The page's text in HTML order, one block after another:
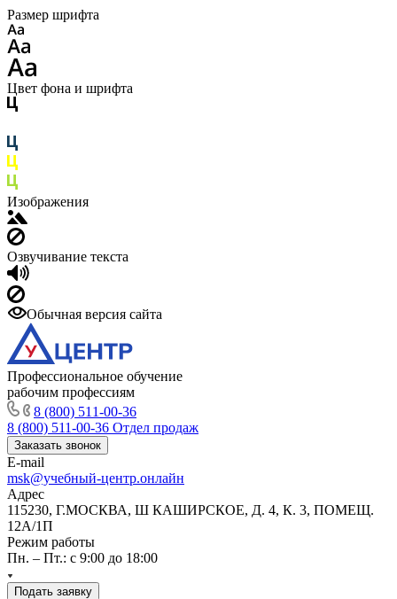
Размер шрифта
Цвет фона и шрифта
Изображения
Озвучивание текста
Обычная версия сайта
Профессиональное обучение
рабочим профессиям
8 (800) 511-00-36
8 (800) 511-00-36 Отдел продаж
Заказать звонок
E-mail
msk@учебный-центр.онлайн
Адрес
115230, Г.МОСКВА, Ш КАШИРСКОЕ, Д. 4, К. 3, ПОМЕЩ.
12А/1П
Режим работы
Пн. – Пт.: с 9:00 до 18:00
Подать заявку